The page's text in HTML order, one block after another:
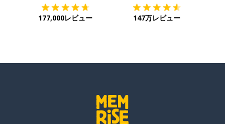
177,000レビュー 147万レビュー